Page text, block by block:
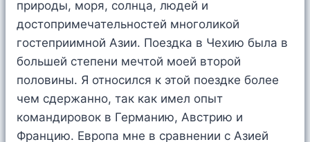
природы, моря, солнца, людей и
достопримечательностей многоликой
гостеприимной Азии. Поездка в Чехию была в
большей степени мечтой моей второй
половины. Я относился к этой поездке более
чем сдержанно, так как имел опыт
командировок в Германию, Австрию и
Францию. Европа мне в сравнении с Азией